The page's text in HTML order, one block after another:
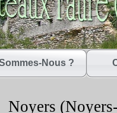
Nous ?
Noyers (Noyers-